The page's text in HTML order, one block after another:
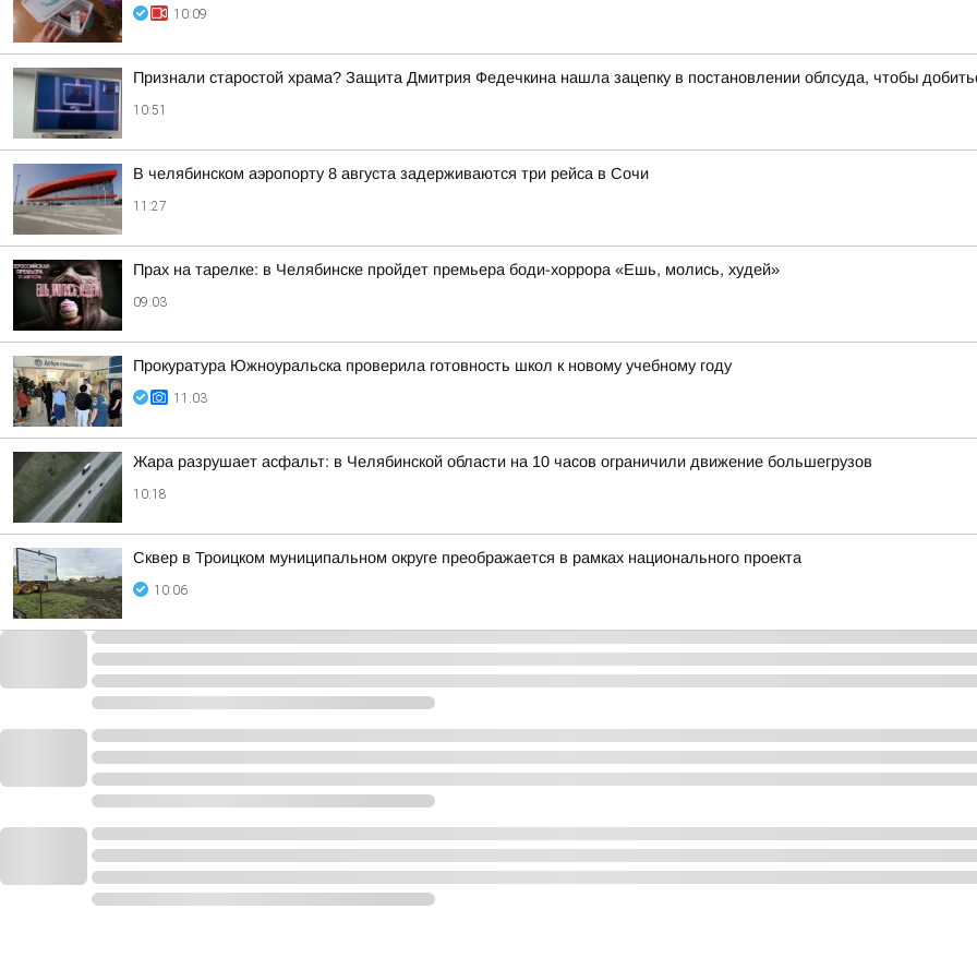
10:09
Признали старостой храма? Защита Дмитрия Федечкина нашла зацепку в постановлении облсуда, чтобы
10:51
В челябинском аэропорту 8 августа задерживаются три рейса в Сочи
11:27
Прах на тарелке: в Челябинске пройдет премьера боди-хоррора «Ешь, молись, худей»
09:03
Прокуратура Южноуральска проверила готовность школ к новому учебному году
11:03
Жара разрушает асфальт: в Челябинской области на 10 часов ограничили движение большегрузов
10:18
Сквер в Троицком муниципальном округе преображается в рамках национального проекта
10:06